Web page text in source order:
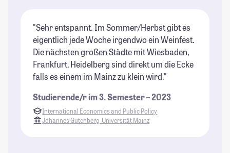
"Sehr entspannt. Im Sommer/Herbst gibt es
eigentlich jede Woche irgendwo ein Weinfest.
Die nächsten großen Städte mit Wiesbaden,
Frankfurt, Heidelberg sind direkt um die Ecke
falls es einem im Mainz zu klein wird."
Studierende/r im 3. Semester – 2023
International Economics and Public Policy
Johannes Gutenberg-Universität Mainz